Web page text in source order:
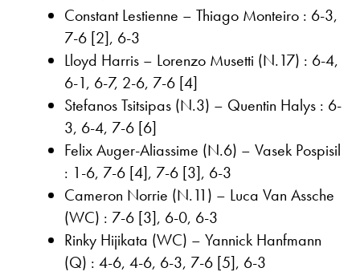
Constant Lestienne – Thiago Monteiro : 6-3,
7-6 [2], 6-3
Lloyd Harris – Lorenzo Musetti (N.17) : 6-4,
6-1, 6-7, 2-6, 7-6 [4]
Stefanos Tsitsipas (N.3) – Quentin Halys : 6-
3, 6-4, 7-6 [6]
Felix Auger-Aliassime (N.6) – Vasek Pospisil
: 1-6, 7-6 [4], 7-6 [3], 6-3
Cameron Norrie (N.11) – Luca Van Assche
(WC) : 7-6 [3], 6-0, 6-3
Rinky Hijikata (WC) – Yannick Hanfmann
(Q) : 4-6, 4-6, 6-3, 7-6 [5], 6-3